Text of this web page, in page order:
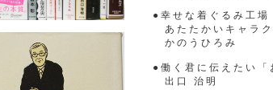
●幸せな着ぐるみ工場
あたたかいキャラク
かのうひろみ
●働く君に伝えたい「
出口 治明